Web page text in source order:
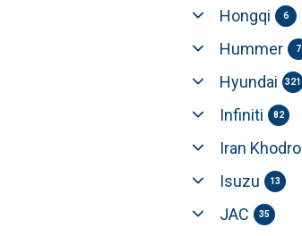
Hongqi 6
Hummer 7
Hyundai 321
Infiniti 82
Iran Khodro
Isuzu 13
JAC 35